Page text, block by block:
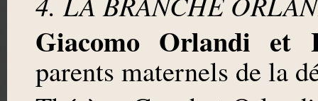
Giacomo Orlandi
parents maternels de la